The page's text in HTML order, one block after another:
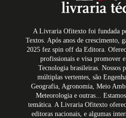
A Livraria Ofitexto foi fundada
Textos. Após anos de crescimento,
2025 fez spin off da Editora.
profissionais e visa promover
Tecnologia brasileiras. Nossos
múltiplas vertentes, são
Geografia, Agronomia, Meio
Meteorologia e outras...
temática. A Livraria Ofitexto
editoras nacionais, e algumas